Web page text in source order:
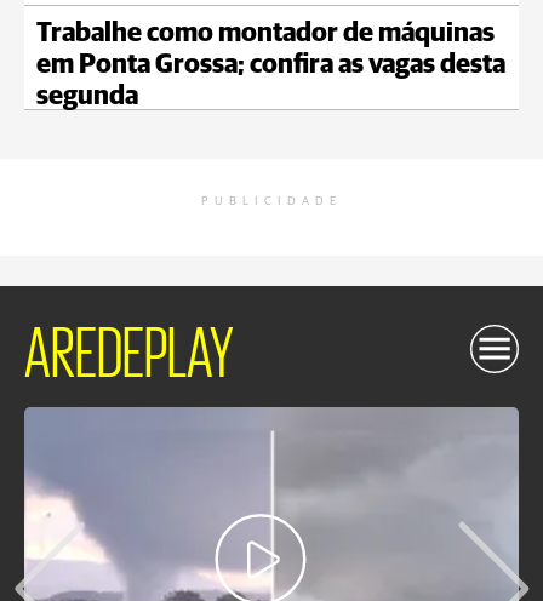
Trabalhe como montador de máquinas
em Ponta Grossa; confira as vagas desta
segunda
PUBLICIDADE
AREDEPLAY